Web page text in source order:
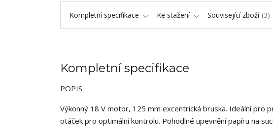
Kompletní specifikace Ke stažení Související zboží 3
Kompletní specifikace
POPIS
Výkonný 18 V motor, 125 mm excentrická bruska. Ideální pro
otáček pro optimální kontrolu. Pohodlné upevnění papíru na